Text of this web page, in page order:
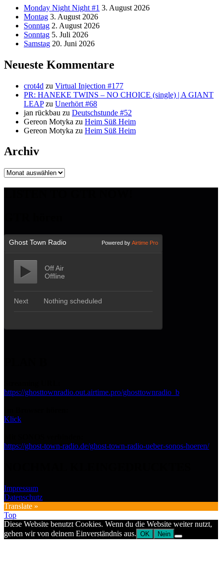
Monday Night Night #1 3. August 2026
Montag 3. August 2026
Sonntag 2. August 2026
Sonntag 5. Juli 2026
Samstag 20. Juni 2026
Neueste Kommentare
crot4d zu Virtual Injection #177
PR: HANEKE TWINS – NO CHOICE (single) | A GIANT
LEAPzu Unerhört #68
jan rückbau zu Deutschstunde #52
Gereon Motyka zu Heim Süß Heim
Gereon Motyka zu Heim Süß Heim
Archiv
Archiv
https://ghosttownradio.out.airtime.pro/ghosttownradio_b
Klick
https://ghost-town-radio.de/ghost-town-radio-ueber-sonos-hoeren/
Impressum
Datenschutz
Translate »
Top
Diese Website benutzt Cookies. Wenn du die Website weiter nutzt,
gehen wir von deinem Einverständnis aus. OK Nein